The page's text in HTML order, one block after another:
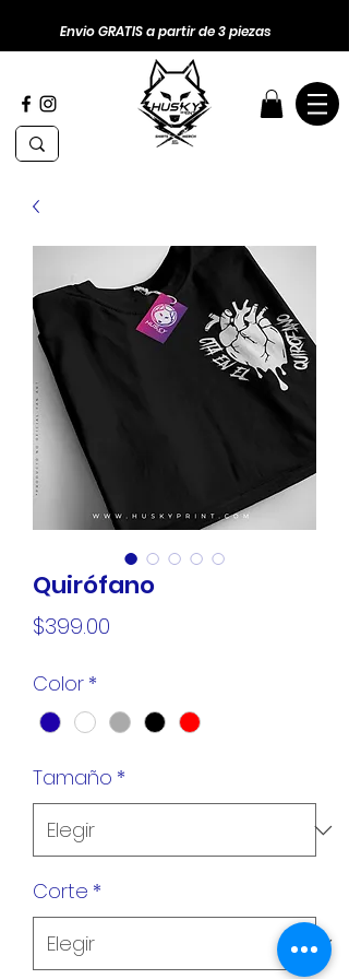
Envio GRATIS a partir de 3 piezas
Quirófano
$399.00
Color *
Tamaño *
Corte *